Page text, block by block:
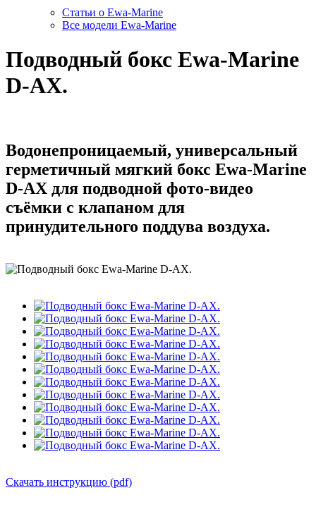
Статьи о Ewa-Marine
Все модели Ewa-Marine
Подводный бокс Ewa-Marine
D-AX.
Водонепроницаемый, универсальный
герметичный мягкий бокс Ewa-Marine
D-AX для подводной фото-видео
съёмки c клапаном для
принудительного поддува воздуха.
Скачать инструкцию (pdf)